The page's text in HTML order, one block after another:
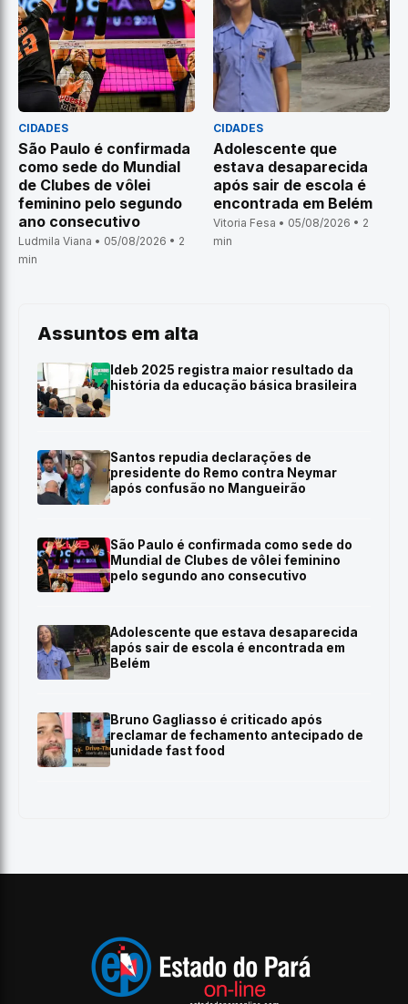
CIDADES
São Paulo é confirmada
como sede do Mundial
de Clubes de vôlei
feminino pelo segundo
ano consecutivo
Ludmila Viana • 05/08/2026 • 2
min
CIDADES
Adolescente que
estava desaparecida
após sair de escola é
encontrada em Belém
Vitoria Fesa • 05/08/2026 • 2
min
Assuntos em alta
Ideb 2025 registra maior resultado da
história da educação básica brasileira
Santos repudia declarações de
presidente do Remo contra Neymar
após confusão no Mangueirão
São Paulo é confirmada como sede do
Mundial de Clubes de vôlei feminino
pelo segundo ano consecutivo
Adolescente que estava desaparecida
após sair de escola é encontrada em
Belém
Bruno Gagliasso é criticado após
reclamar de fechamento antecipado de
unidade fast food